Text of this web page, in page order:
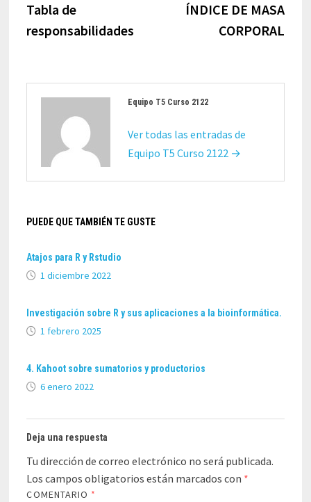
Tabla de
responsabilidades
ÍNDICE DE MASA
CORPORAL
Equipo T5 Curso 2122
Ver todas las entradas de
Equipo T5 Curso 2122 →
PUEDE QUE TAMBIÉN TE GUSTE
Atajos para R y Rstudio
1 diciembre 2022
Investigación sobre R y sus aplicaciones a la bioinformática.
1 febrero 2025
4. Kahoot sobre sumatorios y productorios
6 enero 2022
Deja una respuesta
Tu dirección de correo electrónico no será publicada.
Los campos obligatorios están marcados con *
COMENTARIO *